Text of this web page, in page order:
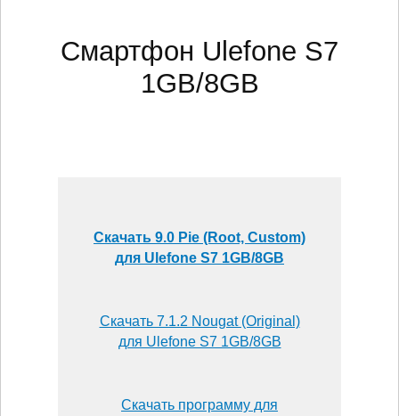
Смартфон Ulefone S7
1GB/8GB
Скачать 9.0 Pie (Root, Custom)
для Ulefone S7 1GB/8GB
Скачать 7.1.2 Nougat (Original)
для Ulefone S7 1GB/8GB
Скачать программу для